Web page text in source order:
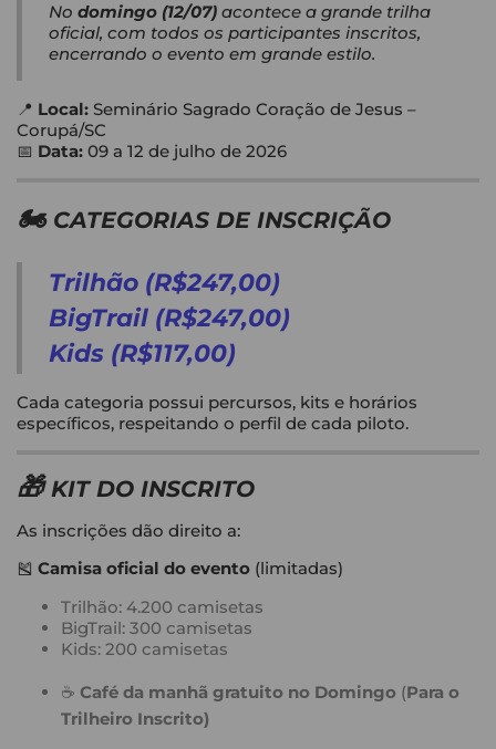
No domingo (12/07) acontece a grande trilha
oficial, com todos os participantes inscritos,
encerrando o evento em grande estilo.
📍 Local: Seminário Sagrado Coração de Jesus –
Corupá/SC
📅 Data: 09 a 12 de julho de 2026
🏍️ CATEGORIAS DE INSCRIÇÃO
Trilhão (R$247,00)
BigTrail (R$247,00)
Kids (R$117,00)
Cada categoria possui percursos, kits e horários
específicos, respeitando o perfil de cada piloto.
🎁KIT DO INSCRITO
As inscrições dão direito a:
🎽 Camisa oficial do evento (limitadas)
Trilhão: 4.200 camisetas
BigTrail: 300 camisetas
Kids: 200 camisetas
☕ Café da manhã gratuito no Domingo (Para o
Trilheiro Inscrito)